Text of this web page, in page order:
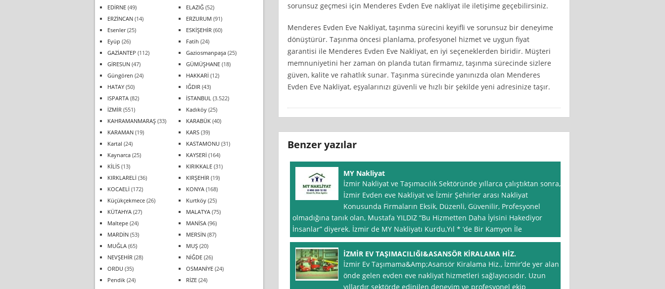
sorunsuz geçmesi için Menderes Evden Eve nakliyat ile iletişime geçebilirsiniz.
Menderes Evden Eve Nakliyat, taşınma sürecini keyifli ve sorunsuz bir deneyime
dönüştürür. Taşınma öncesi planlama, profesyonel hizmet ve uygun fiyat
garantisi ile Menderes Evden Eve Nakliyat, en iyi seçeneklerden biridir. Müşteri
memnuniyetini her zaman ön planda tutan firmamız, taşınma sürecinde sizlere
güven, kalite ve rahatlık sunar. Taşınma sürecinde yanınızda olan Menderes
Evden Eve Nakliyat, eşyalarınızı güvenli ve hızlı bir şekilde yeni adresinize taşır.
Benzer yazılar
MY Nakliyat
İzmir Nakliyat ve Taşımacılık Sektöründe yıllarca çalıştıktan sonra,
İzmir Evden eve Nakliyat ve İzmir Şehirler arası Nakliyat
Konusunda Firmaların Eksik, Düzenli, Güvenilir, Profesyonel
olmadığına tanık olan, Mustafa YILDIZ “Bu Hizmetten Daha İyisini Hakediyor
İnsanlar” diyerek. İzmir de MY Nakliyatı Kurdu,Yıl * ’de Bir Kamyon İle
İZMİR EV TAŞIMACILIĞI&ASANSÖR KİRALAMA HİZ.
İzmir Ev Taşımama&Amp;Asansör Kiralama Hiz., İzmir’de yer alan
önde gelen evden eve nakliyat hizmetleri sağlayıcısıdır. Uzun
yıllardır sektörde edinilen deneyim ve profesyonel ekip
EDİRNE (49) ELAZIĞ (52)
ERZİNCAN (14) ERZURUM (91)
Esenler(25) ESKİŞEHİR (60)
Eyüp (26) Fatih (24)
GAZİANTEP (112) Gaziosmanpaşa (25)
GİRESUN (47) GÜMÜŞHANE (18)
Güngören (24) HAKKARİ (12)
HATAY (50) IĞDIR (43)
ISPARTA (82) İSTANBUL (3.522)
İZMİR (551) Kadıköy (25)
KAHRAMANMARAŞ (33) KARABÜK (40)
KARAMAN (19) KARS (39)
Kartal (24) KASTAMONU (31)
Kaynarca (25) KAYSERİ (164)
KİLİS (13) KIRIKKALE (31)
KIRKLARELİ (36) KIRŞEHİR (19)
KOCAELİ (172) KONYA (168)
Küçükçekmece (26) Kurtköy (25)
KÜTAHYA (27) MALATYA (75)
Maltepe (24) MANİSA (96)
MARDİN (53) MERSİN (87)
MUĞLA (65) MUŞ (20)
NEVŞEHİR (28) NİĞDE (26)
ORDU (35) OSMANİYE (24)
Pendik (24) RİZE (24)